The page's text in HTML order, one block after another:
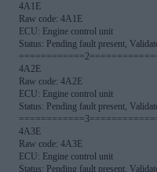
4A1E
Raw code: 4A1E
ECU: Engine control unit
Status: Pending fault present,
4A2E
Raw code: 4A2E
ECU: Engine control unit
Status: Pending fault present,
4A3E
Raw code: 4A3E
ECU: Engine control unit
Status: Pending fault present,